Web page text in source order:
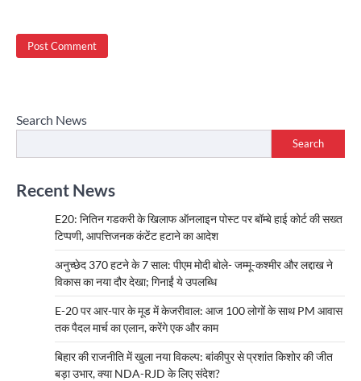
Search News
Search
Recent News
E20: नितिन गडकरी के खिलाफ ऑनलाइन पोस्ट पर बॉम्बे हाई कोर्ट की सख्त
टिप्पणी, आपत्तिजनक कंटेंट हटाने का आदेश
अनुच्छेद 370 हटने के 7 साल: पीएम मोदी बोले- जम्मू-कश्मीर और लद्दाख ने
विकास का नया दौर देखा; गिनाईं ये उपलब्धि
E-20 पर आर-पार के मूड में केजरीवाल: आज 100 लोगों के साथ PM आवास
तक पैदल मार्च का एलान, करेंगे एक और काम
बिहार की राजनीति में खुला नया विकल्प: बांकीपुर से प्रशांत किशोर की जीत
बड़ा उभार, क्या NDA-RJD के लिए संदेश?